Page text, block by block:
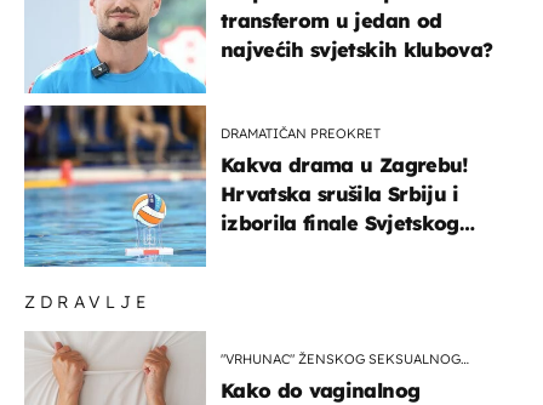
ZDRAVLJE
"VRHUNAC" ŽENSKOG SEKSUALNOG
Kako do vaginalnog
transferom u jedan od
najvećih svjetskih klubova?
DRAMATIČAN PREOKRET
Kakva drama u Zagrebu!
Hrvatska srušila Srbiju i
izborila finale Svjetskog